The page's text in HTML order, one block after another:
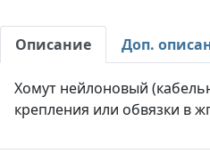
Описание Доп.
Хомут нейлоновый
крепления или обвязки в